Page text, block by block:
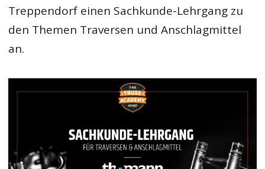
Treppendorf einen Sachkunde-Lehrgang zu
den Themen Traversen und Anschlagmittel
an.